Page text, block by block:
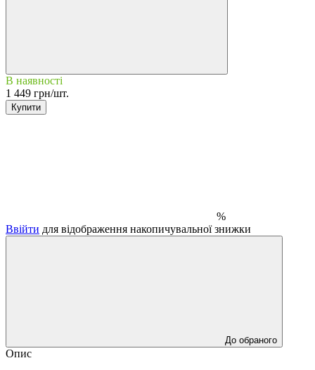
В наявності
1 449 грн/шт.
Купити
%
Ввійти для відображення накопичувальної знижки
До обраного
Опис